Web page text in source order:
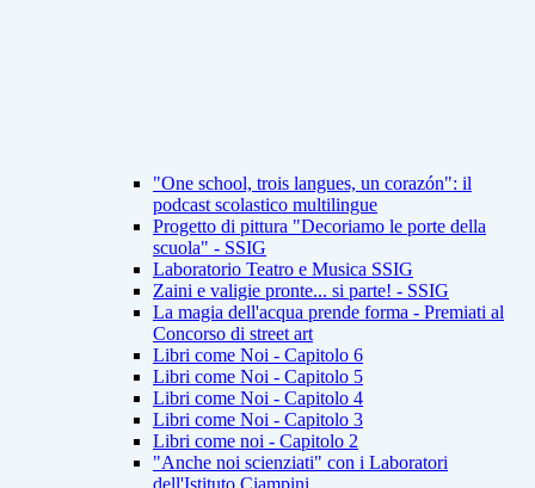
"One school, trois langues, un corazón": il
podcast scolastico multilingue
Progetto di pittura "Decoriamo le porte della
scuola" - SSIG
Laboratorio Teatro e Musica SSIG
Zaini e valigie pronte... si parte! - SSIG
La magia dell'acqua prende forma - Premiati al
Concorso di street art
Libri come Noi - Capitolo 6
Libri come Noi - Capitolo 5
Libri come Noi - Capitolo 4
Libri come Noi - Capitolo 3
Libri come noi - Capitolo 2
"Anche noi scienziati" con i Laboratori